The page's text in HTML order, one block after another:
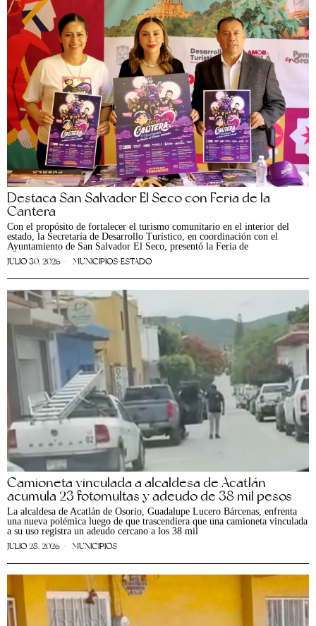
Destaca San Salvador El Seco con Feria de la
Cantera
Con el propósito de fortalecer el turismo comunitario en el interior del
estado, la Secretaría de Desarrollo Turístico, en coordinación con el
Ayuntamiento de San Salvador El Seco, presentó la Feria de
JULIO 30, 2026 MUNICIPIOS·ESTADO
Camioneta vinculada a alcaldesa de Acatlán
acumula 23 fotomultas y adeudo de 38 mil pesos
La alcaldesa de Acatlán de Osorio, Guadalupe Lucero Bárcenas, enfrenta
una nueva polémica luego de que trascendiera que una camioneta vinculada
a su uso registra un adeudo cercano a los 38 mil
JULIO 28, 2026 MUNICIPIOS